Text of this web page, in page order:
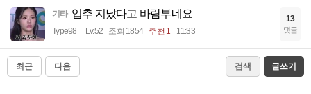
기타 입추 지났다고 바람부네요
Type98 Lv.52 조회 1854 추천 1 11:33
13
댓글
최근 다음 검색 글쓰기